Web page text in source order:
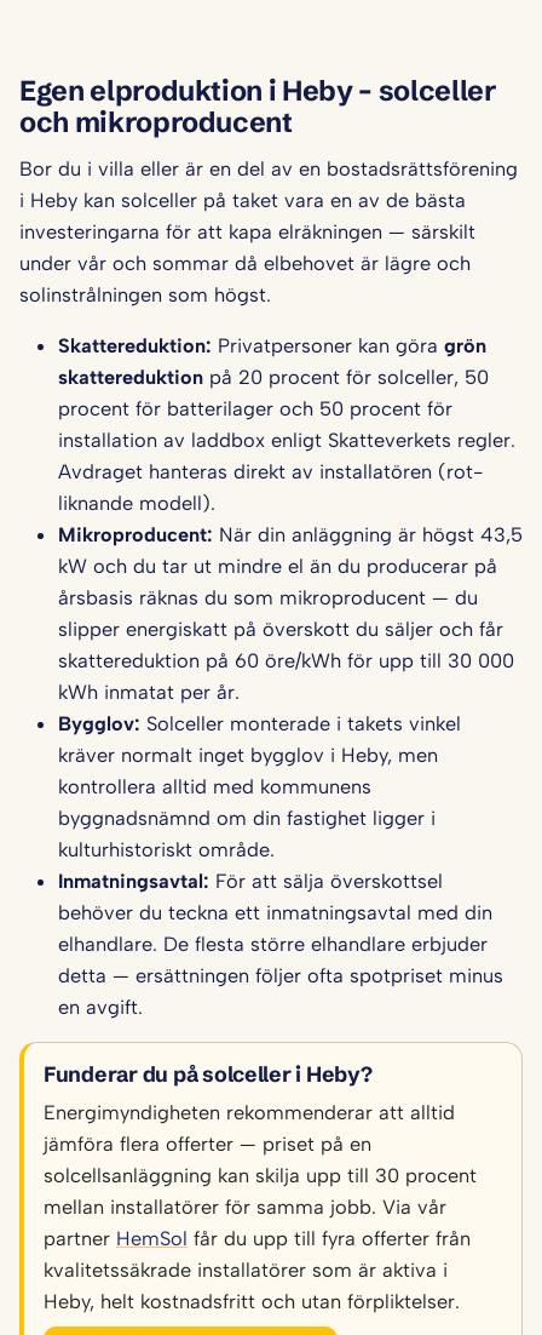
Egen elproduktion i Heby – solceller
och mikroproducent
Bor du i villa eller är en del av en bostadsrättsförening
i Heby kan solceller på taket vara en av de bästa
investeringarna för att kapa elräkningen — särskilt
under vår och sommar då elbehovet är lägre och
solinstrålningen som högst.
Skattereduktion: Privatpersoner kan göra grön
skattereduktion på 20 procent för solceller, 50
procent för batterilager och 50 procent för
installation av laddbox enligt Skatteverkets regler.
Avdraget hanteras direkt av installatören (rot-
liknande modell).
Mikroproducent: När din anläggning är högst 43,5
kW och du tar ut mindre el än du producerar på
årsbasis räknas du som mikroproducent — du
slipper energiskatt på överskott du säljer och får
skattereduktion på 60 öre/kWh för upp till 30 000
kWh inmatat per år.
Bygglov: Solceller monterade i takets vinkel
kräver normalt inget bygglov i Heby, men
kontrollera alltid med kommunens
byggnadsnämnd om din fastighet ligger i
kulturhistoriskt område.
Inmatningsavtal: För att sälja överskottsel
behöver du teckna ett inmatningsavtal med din
elhandlare. De flesta större elhandlare erbjuder
detta — ersättningen följer ofta spotpriset minus
en avgift.
Funderar du på solceller i Heby?
Energimyndigheten rekommenderar att alltid
jämföra flera offerter — priset på en
solcellsanläggning kan skilja upp till 30 procent
mellan installatörer för samma jobb. Via vår
partner HemSol får du upp till fyra offerter från
kvalitetssäkrade installatörer som är aktiva i
Heby, helt kostnadsfritt och utan förpliktelser.